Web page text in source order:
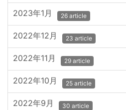
2023年1月 26 article
2022年12月 23 article
2022年11月 29 article
2022年10月 25 article
2022年9月 30 article